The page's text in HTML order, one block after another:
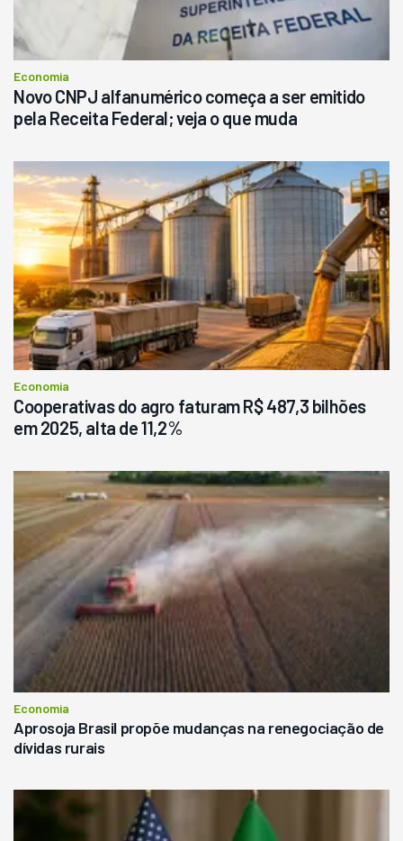
Economia
Novo CNPJ alfanumérico começa a ser emitido
pela Receita Federal; veja o que muda
Economia
Cooperativas do agro faturam R$ 487,3 bilhões
em 2025, alta de 11,2%
Economia
Aprosoja Brasil propõe mudanças na renegociação de
dívidas rurais